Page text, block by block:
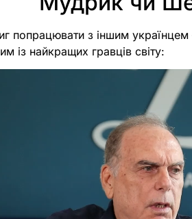
попрацювати з іншим
із найкращих гравців світу: